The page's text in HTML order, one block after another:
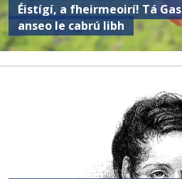
Éistígí, a fheirmeoirí! Tá
anseo le cabrú libh